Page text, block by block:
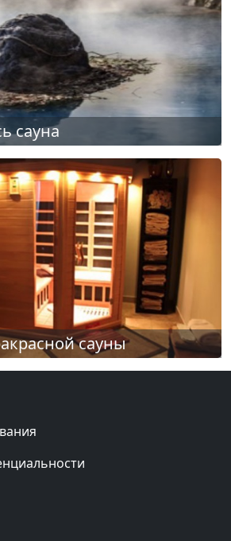
сауна
сауны